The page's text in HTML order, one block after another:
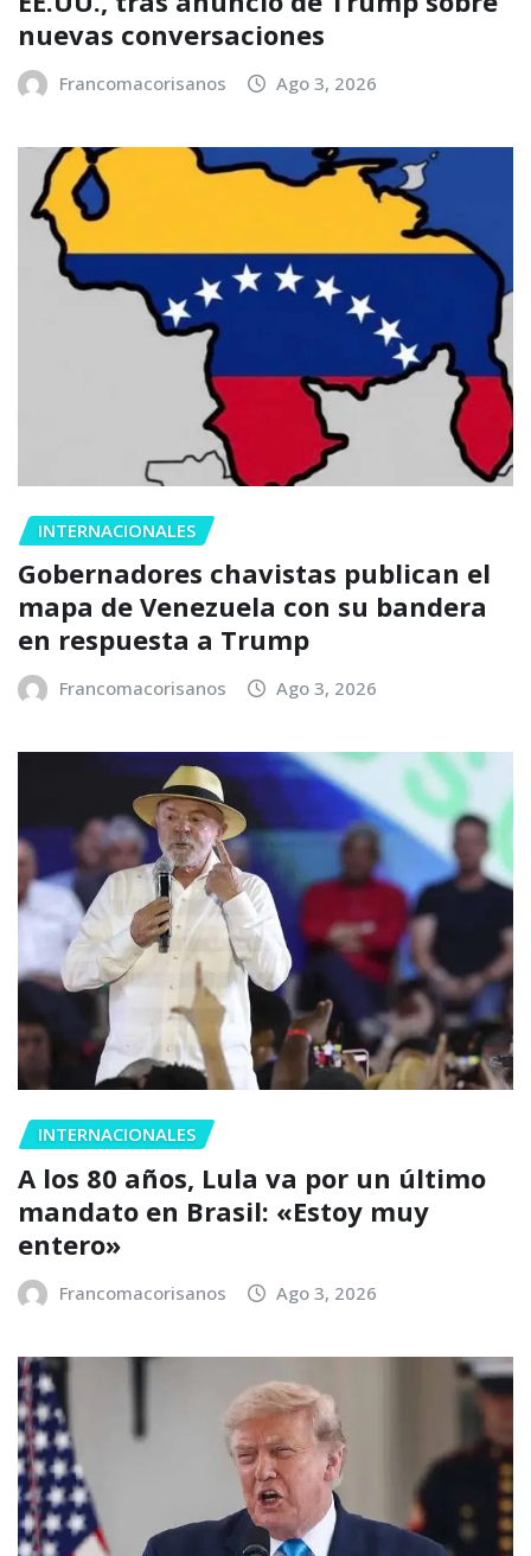
nuevas conversaciones
Francomacorisanos Ago 3, 2026
INTERNACIONALES
Gobernadores chavistas publican el
mapa de Venezuela con su bandera
en respuesta a Trump
Francomacorisanos Ago 3, 2026
INTERNACIONALES
A los 80 años, Lula va por un último
mandato en Brasil: «Estoy muy
entero»
Francomacorisanos Ago 3, 2026